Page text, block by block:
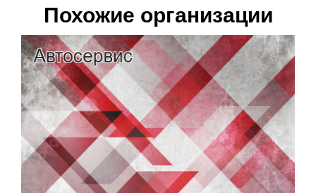
Похожие организации